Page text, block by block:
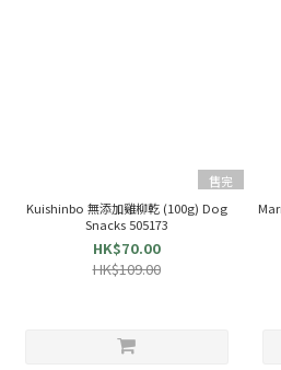
售完
Kuishinbo 無添加雞柳乾 (100g) Dog
Snacks 505173
HK$70.00
HK$109.00